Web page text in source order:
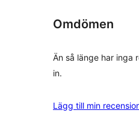
Omdömen
Än så länge har inga
in.
Lägg till min